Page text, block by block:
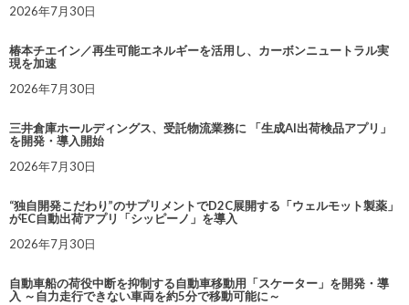
2026年7月30日
椿本チエイン／再生可能エネルギーを活用し、カーボンニュートラル実
現を加速
2026年7月30日
三井倉庫ホールディングス、受託物流業務に 「生成AI出荷検品アプリ」
を開発・導入開始
2026年7月30日
“独自開発こだわり”のサプリメントでD2C展開する「ウェルモット製薬」
がEC自動出荷アプリ「シッピーノ」を導入
2026年7月30日
自動車船の荷役中断を抑制する自動車移動用「スケーター」を開発・導
入 ～自力走行できない車両を約5分で移動可能に～